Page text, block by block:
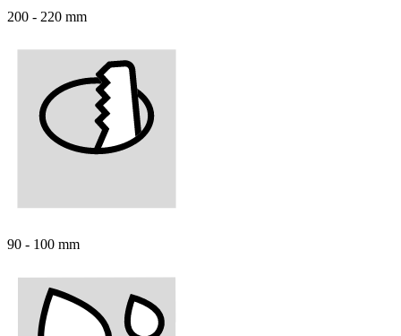
200 - 220 mm
90 - 100 mm